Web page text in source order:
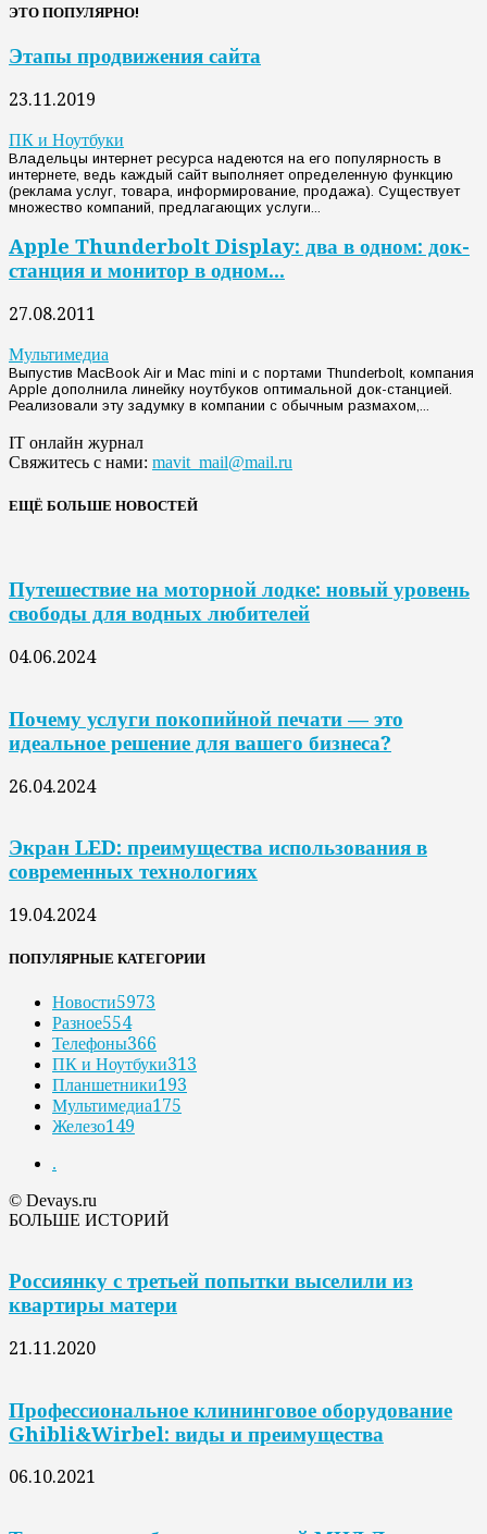
ЭТО ПОПУЛЯРНО!
Этапы продвижения сайта
23.11.2019
ПК и Ноутбуки
Владельцы интернет ресурса надеются на его популярность в
интернете, ведь каждый сайт выполняет определенную функцию
(реклама услуг, товара, информирование, продажа). Существует
множество компаний, предлагающих услуги...
Apple Thunderbolt Display: два в одном: док-
станция и монитор в одном...
27.08.2011
Мультимедиа
Выпустив MacBook Air и Mac mini и с портами Thunderbolt, компания
Apple дополнила линейку ноутбуков оптимальной док-станцией.
Реализовали эту задумку в компании с обычным размахом,...
IT онлайн журнал
Свяжитесь с нами: mavit_mail@mail.ru
ЕЩЁ БОЛЬШЕ НОВОСТЕЙ
Путешествие на моторной лодке: новый уровень
свободы для водных любителей
04.06.2024
Почему услуги покопийной печати — это
идеальное решение для вашего бизнеса?
26.04.2024
Экран LED: преимущества использования в
современных технологиях
19.04.2024
ПОПУЛЯРНЫЕ КАТЕГОРИИ
Новости5973
Разное554
Телефоны366
ПК и Ноутбуки313
Планшетники193
Мультимедиа175
Железо149
.
© Devays.ru
БОЛЬШЕ ИСТОРИЙ
Россиянку с третьей попытки выселили из
квартиры матери
21.11.2020
Профессиональное клининговое оборудование
Ghibli&Wirbel: виды и преимущества
06.10.2021